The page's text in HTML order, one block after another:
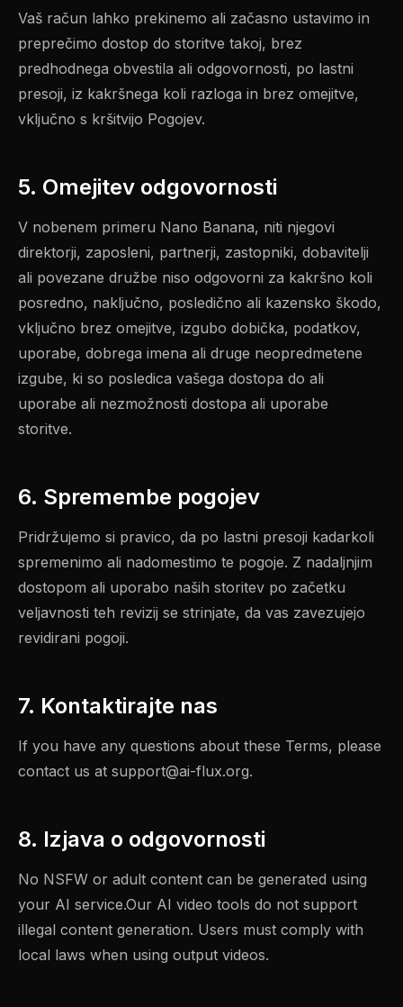
Vaš račun lahko prekinemo ali začasno ustavimo in
preprečimo dostop do storitve takoj, brez
predhodnega obvestila ali odgovornosti, po lastni
presoji, iz kakršnega koli razloga in brez omejitve,
vključno s kršitvijo Pogojev.
5. Omejitev odgovornosti
V nobenem primeru Nano Banana, niti njegovi
direktorji, zaposleni, partnerji, zastopniki, dobavitelji
ali povezane družbe niso odgovorni za kakršno koli
posredno, naključno, posledično ali kazensko škodo,
vključno brez omejitve, izgubo dobička, podatkov,
uporabe, dobrega imena ali druge neopredmetene
izgube, ki so posledica vašega dostopa do ali
uporabe ali nezmožnosti dostopa ali uporabe
storitve.
6. Spremembe pogojev
Pridržujemo si pravico, da po lastni presoji kadarkoli
spremenimo ali nadomestimo te pogoje. Z nadaljnjim
dostopom ali uporabo naših storitev po začetku
veljavnosti teh revizij se strinjate, da vas zavezujejo
revidirani pogoji.
7. Kontaktirajte nas
If you have any questions about these Terms, please
contact us at support@ai-flux.org.
8. Izjava o odgovornosti
No NSFW or adult content can be generated using
your AI service.Our AI video tools do not support
illegal content generation. Users must comply with
local laws when using output videos.